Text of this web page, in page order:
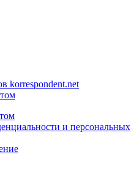
korrespondent.net
и персональных